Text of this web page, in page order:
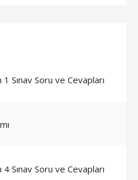
Sınav Soru ve Cevapları
Sınav Soru ve Cevapları